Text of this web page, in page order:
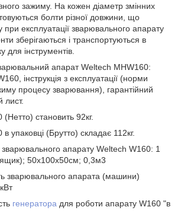
зажиму. На кожен діаметр змінних
болти різної довжини, що
при експлуатації зварювального апарату
зберігаються і транспортуються в
інструментів.
апарат Weltech MHW160:
інструкція з експлуатації (норми
процесу зварювання), гарантійний
лист.
становить 92кг.
упаковці (Брутто) складає 112кг.
зварювального апарату Weltech W160: 1
50х100х50см; 0,3м3
зварювального апарата (машини)
генератора для роботи апарату W160 "в